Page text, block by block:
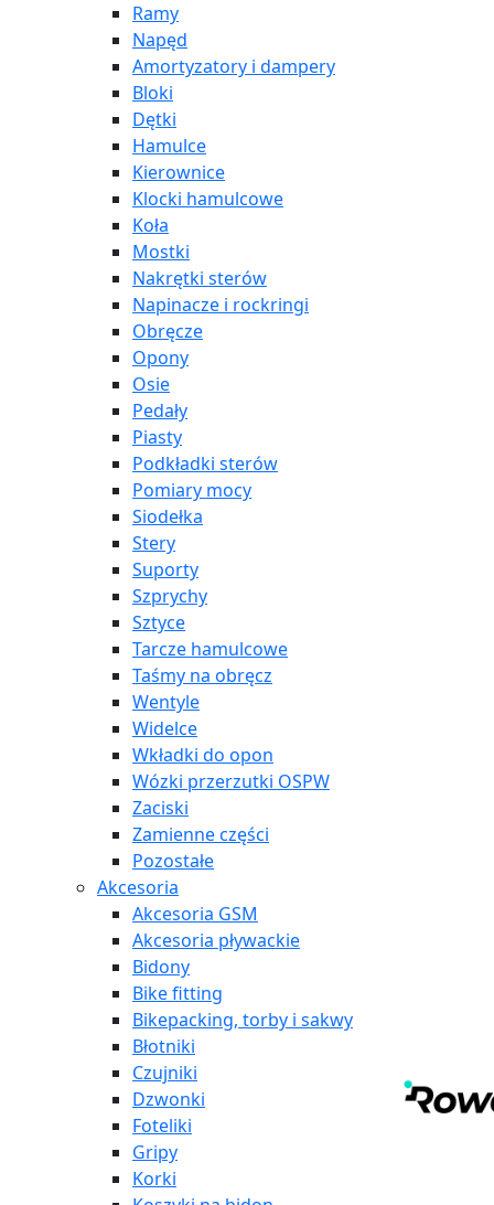
Ramy
Napęd
Amortyzatory i dampery
Bloki
Dętki
Hamulce
Kierownice
Klocki hamulcowe
Koła
Mostki
Nakrętki sterów
Napinacze i rockringi
Obręcze
Opony
Osie
Pedały
Piasty
Podkładki sterów
Pomiary mocy
Siodełka
Stery
Suporty
Szprychy
Sztyce
Tarcze hamulcowe
Taśmy na obręcz
Wentyle
Widelce
Wkładki do opon
Wózki przerzutki OSPW
Zaciski
Zamienne części
Pozostałe
Akcesoria
Akcesoria GSM
Akcesoria pływackie
Bidony
Bike fitting
Bikepacking, torby i sakwy
Błotniki
Czujniki
Dzwonki
Foteliki
Gripy
Korki